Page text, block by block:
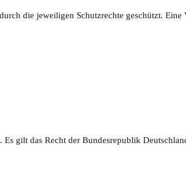
die jeweiligen Schutzrechte geschützt.
gilt das Recht der Bundesrepublik